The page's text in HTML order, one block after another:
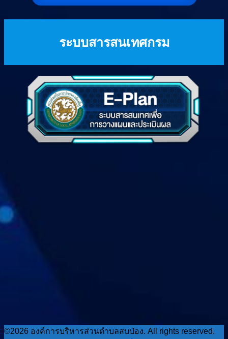
ระบบสารสนเทศกรม
©2026 องค์การบริหารส่วนตำบลสบป่อง. All rights reserved.